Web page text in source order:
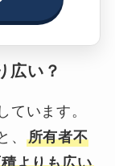
広い？
ています。
、 所有者不
よりも広い